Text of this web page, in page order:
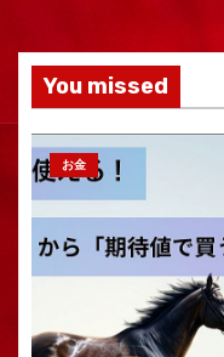
You missed
お金